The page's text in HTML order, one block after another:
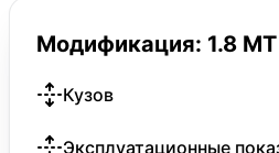
Модификация: 1.8
Кузов
Эксплуатационные